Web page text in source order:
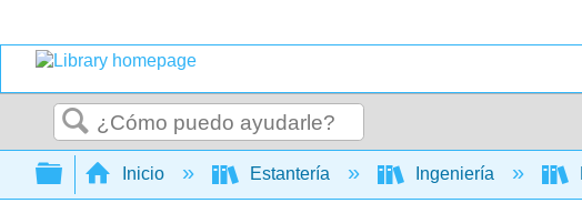
Buscar
Expandir/contraer jerarquía global
Inicio Estantería Ingeniería